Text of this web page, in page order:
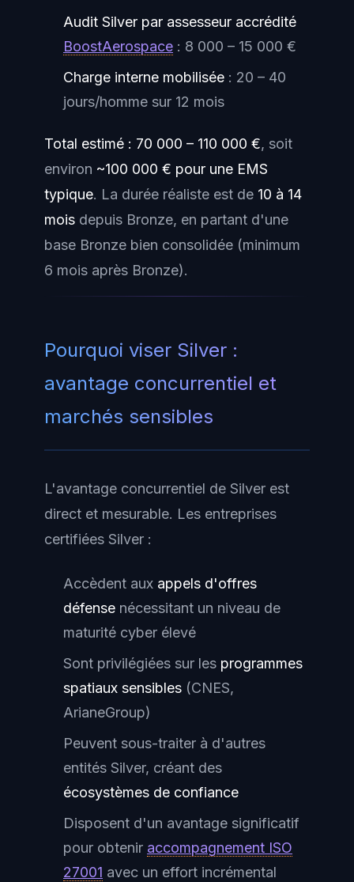
Audit Silver par assesseur accrédité
BoostAerospace : 8 000 – 15 000 €
Charge interne mobilisée : 20 – 40
jours/homme sur 12 mois
Total estimé : 70 000 – 110 000 €, soit
environ ~100 000 € pour une EMS
typique. La durée réaliste est de 10 à 14
mois depuis Bronze, en partant d'une
base Bronze bien consolidée (minimum
6 mois après Bronze).
Pourquoi viser Silver :
avantage concurrentiel et
marchés sensibles
L'avantage concurrentiel de Silver est
direct et mesurable. Les entreprises
certifiées Silver :
Accèdent aux appels d'offres
défense nécessitant un niveau de
maturité cyber élevé
Sont privilégiées sur les programmes
spatiaux sensibles (CNES,
ArianeGroup)
Peuvent sous-traiter à d'autres
entités Silver, créant des
écosystèmes de confiance
Disposent d'un avantage significatif
pour obtenir accompagnement ISO
27001 avec un effort incrémental